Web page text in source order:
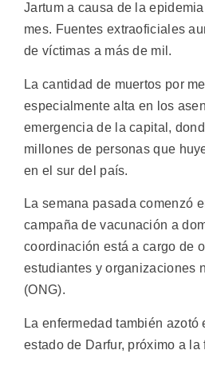
Jartum a causa de la
mes. Fuentes extraoficiales
de víctimas a más de mil.
La cantidad de muertos por
especialmente alta en los
emergencia de la capital,
millones de personas que
en el sur del país.
La semana pasada comenzó
campaña de vacunación a
coordinación está a cargo de
estudiantes y organizaciones
(ONG).
La enfermedad también azotó
estado de Darfur, próximo a la